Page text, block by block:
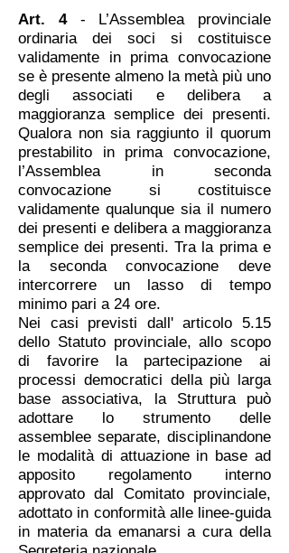
Art. 4 - L’Assemblea provinciale
ordinaria dei soci si costituisce
validamente in prima convocazione
se è presente almeno la metà più uno
degli associati e delibera a
maggioranza semplice dei presenti.
Qualora non sia raggiunto il quorum
prestabilito in prima convocazione,
l’Assemblea in seconda
convocazione si costituisce
validamente qualunque sia il numero
dei presenti e delibera a maggioranza
semplice dei presenti. Tra la prima e
la seconda convocazione deve
intercorrere un lasso di tempo
minimo pari a 24 ore.
Nei casi previsti dall' articolo 5.15
dello Statuto provinciale, allo scopo
di favorire la partecipazione ai
processi democratici della più larga
base associativa, la Struttura può
adottare lo strumento delle
assemblee separate, disciplinandone
le modalità di attuazione in base ad
apposito regolamento interno
approvato dal Comitato provinciale,
adottato in conformità alle linee-guida
in materia da emanarsi a cura della